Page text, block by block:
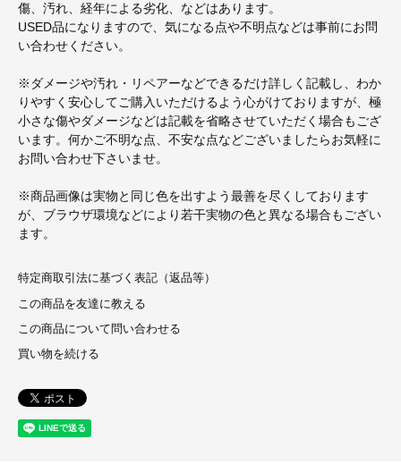
傷、汚れ、経年による劣化、などはあります。
USED品になりますので、気になる点や不明点などは事前にお問
い合わせください。
※ダメージや汚れ・リペアーなどできるだけ詳しく記載し、わか
りやすく安心してご購入いただけるよう心がけておりますが、極
小さな傷やダメージなどは記載を省略させていただく場合もござ
います。何かご不明な点、不安な点などございましたらお気軽に
お問い合わせ下さいませ。
※商品画像は実物と同じ色を出すよう最善を尽くしております
が、ブラウザ環境などにより若干実物の色と異なる場合もござい
ます。
特定商取引法に基づく表記（返品等）
この商品を友達に教える
この商品について問い合わせる
買い物を続ける